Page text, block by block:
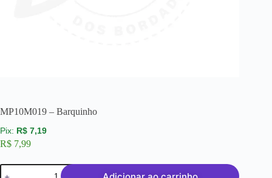
MP10M019 – Barquinho
R$ 7,19
R$ 7,99